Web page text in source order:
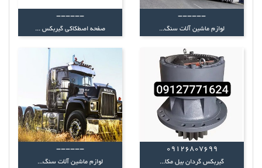
------
لوازم ماشین آلات سنگ...
------
صفحه اصطکاکی گیربکس ...
09126807699
گیربکس گردان بیل مکا...
------
لوازم ماشین آلات سنگ...